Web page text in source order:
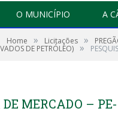
O MUNICÍPIO A
Home » Licitações »
DE PETRÓLEO) »
DE MERCADO –